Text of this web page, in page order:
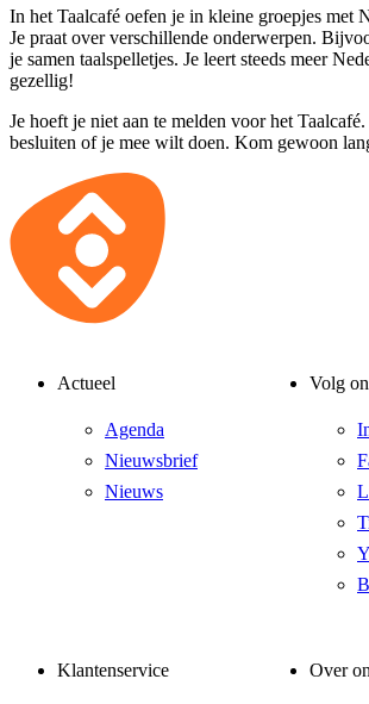
In het Taalcafé oefen je in kleine groepjes
Je praat over verschillende onderwerpen.
je samen taalspelletjes. Je leert steeds meer
gezellig!
Je hoeft je niet aan te melden voor het
besluiten of je mee wilt doen. Kom gewoon
Actueel
Agenda
Nieuwsbrief
Nieuws
Volg
Klantenservice Over